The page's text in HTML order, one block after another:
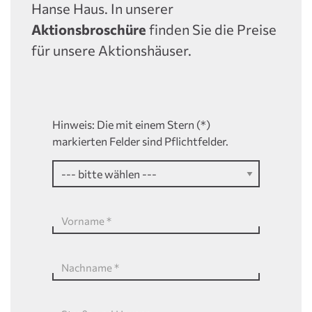
Hanse Haus. In unserer
Aktionsbroschüre finden Sie die Preise
für unsere Aktionshäuser.
Hinweis: Die mit einem Stern (*)
markierten Felder sind Pflichtfelder.
Vorname *
Nachname *